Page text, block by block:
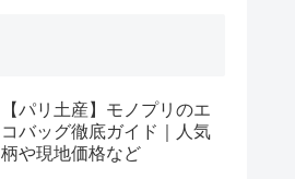
【パリ土産】モノプリのエ
コバッグ徹底ガイド｜人気
柄や現地価格など